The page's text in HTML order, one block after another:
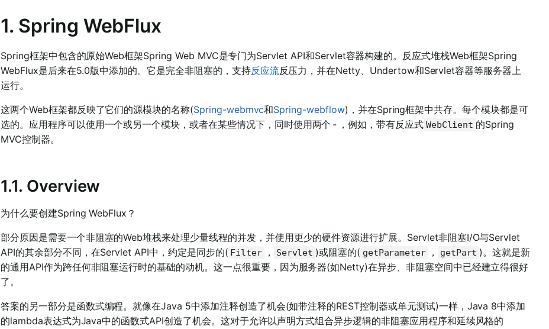
1. Spring WebFlux
Spring框架中包含的原始Web框架Spring Web MVC是专门为Servlet API和Servlet容器构建的。反应式堆栈Web框架Spring
WebFlux是后来在5.0版中添加的。它是完全非阻塞的，支持反应流反压力，并在Netty、Undertow和Servlet容器等服务器上
运行。
这两个Web框架都反映了它们的源模块的名称(Spring-webmvc和Spring-webflow)，并在Spring框架中共存。每个模块都是可
选的。应用程序可以使用一个或另一个模块，或者在某些情况下，同时使用两个 - ，例如，带有反应式 WebClient 的Spring
MVC控制器。
1.1. Overview
为什么要创建Spring WebFlux？
部分原因是需要一个非阻塞的Web堆栈来处理少量线程的并发，并使用更少的硬件资源进行扩展。Servlet非阻塞I/O与Servlet
API的其余部分不同，在Servlet API中，约定是同步的( Filter ， Servlet )或阻塞的( getParameter ， getPart )。这就是新
的通用API作为跨任何非阻塞运行时的基础的动机。这一点很重要，因为服务器(如Netty)在异步、非阻塞空间中已经建立得很好
了。
答案的另一部分是函数式编程。就像在Java 5中添加注释创造了机会(如带注释的REST控制器或单元测试)一样，Java 8中添加
的lambda表达式为Java中的函数式API创造了机会。这对于允许以声明方式组合异步逻辑的非阻塞应用程序和延续风格的